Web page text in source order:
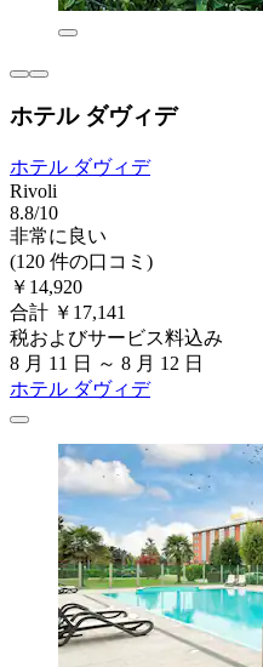
ホテル ダヴィデ
ホテル ダヴィデ
Rivoli
8.8/10
非常に良い
(120 件の口コミ)
￥14,920
合計 ￥17,141
税およびサービス料込み
8 月 11 日 ～ 8 月 12 日
ホテル ダヴィデ